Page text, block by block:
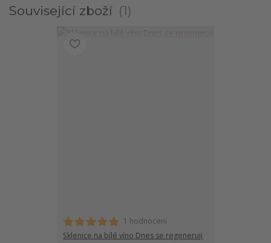
Související zboží 1
1 hodnocení
Sklenice na bílé víno Dnes se regeneruji